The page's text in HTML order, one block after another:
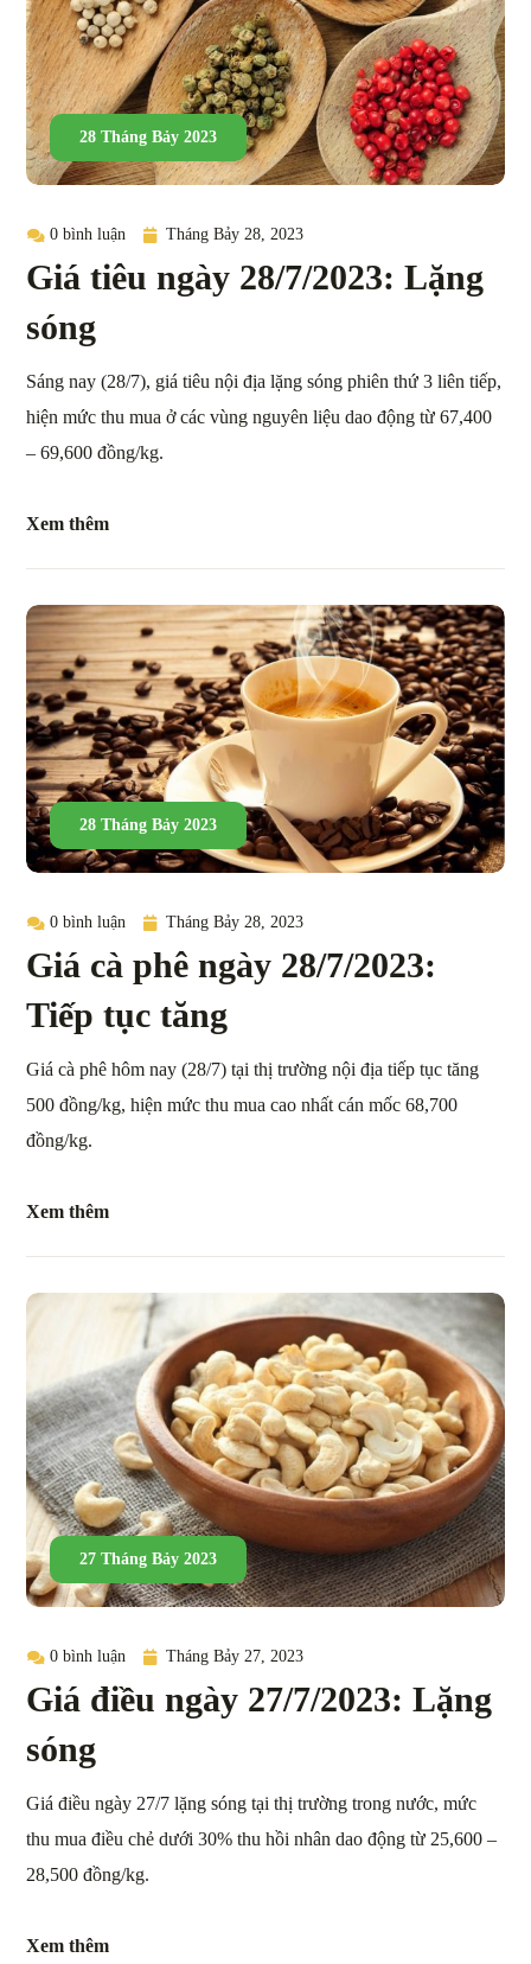
28 Tháng Bảy 2023
0 bình luận Tháng Bảy 28, 2023
Giá tiêu ngày 28/7/2023: Lặng
sóng
Sáng nay (28/7), giá tiêu nội địa lặng sóng phiên thứ 3 liên tiếp,
hiện mức thu mua ở các vùng nguyên liệu dao động từ 67,400
– 69,600 đồng/kg.
Xem thêm
28 Tháng Bảy 2023
0 bình luận Tháng Bảy 28, 2023
Giá cà phê ngày 28/7/2023:
Tiếp tục tăng
Giá cà phê hôm nay (28/7) tại thị trường nội địa tiếp tục tăng
500 đồng/kg, hiện mức thu mua cao nhất cán mốc 68,700
đồng/kg.
Xem thêm
27 Tháng Bảy 2023
0 bình luận Tháng Bảy 27, 2023
Giá điều ngày 27/7/2023: Lặng
sóng
Giá điều ngày 27/7 lặng sóng tại thị trường trong nước, mức
thu mua điều chẻ dưới 30% thu hồi nhân dao động từ 25,600 –
28,500 đồng/kg.
Xem thêm